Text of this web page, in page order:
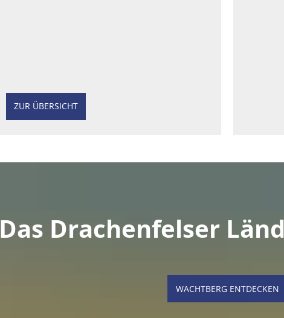
ZUR ÜBERSICHT
Das Drachenfelser
WACHTBERG ENTDECKEN